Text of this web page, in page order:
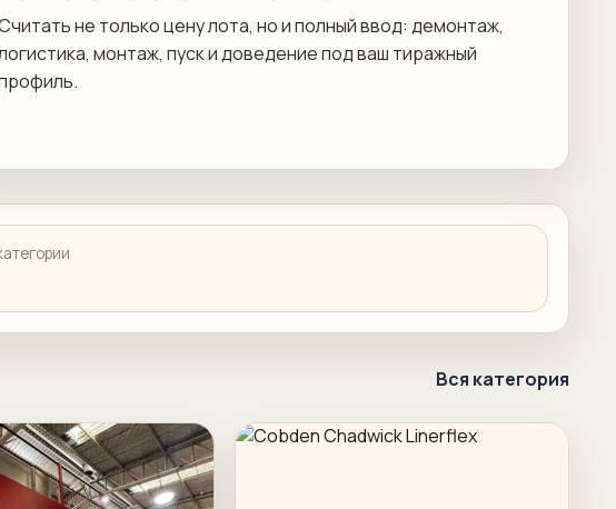
не только цену лота, но и полный ввод: демонтаж,
монтаж, пуск и доведение под ваш тиражный
Вся категория